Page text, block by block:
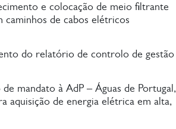
e colocação de meio filtrante
caminhos de cabos elétricos
do relatório de controlo de gestão
mandato à AdP – Águas de Portugal,
aquisição de energia elétrica em alta,